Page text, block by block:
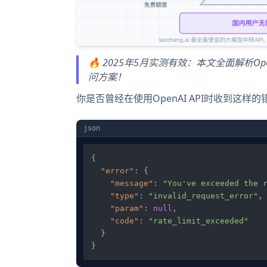
🔥 2025年5月实测有效：本文全面解析
问方案！
你是否曾经在使用OpenAI API时收到这样的
json
{
"error" :
{
"message" :
"You've exceeded
"type" : "invalid_request_error" ,
"param" : null ,
"code" :
"rate_limit_exceeded"
}
}